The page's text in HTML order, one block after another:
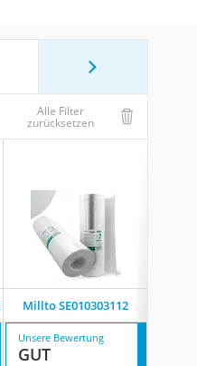
Alle Filter
zurücksetzen
Millto SE010303112
Unsere Bewertung
GUT